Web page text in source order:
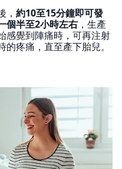
， 約10至15分鐘即可發
個半至2小時左右 ，生產
感覺到陣痛時，可再注射
疼痛，直至產下胎兒。